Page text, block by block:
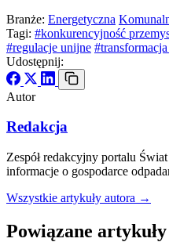
Branże: Energetyczna
Tagi: #konkurencyjność
#regulacje unijne
Udostępnij:
Autor
Redakcja
Zespół redakcyjny portalu
informacje o gospodarce
Wszystkie artykuły autora →
Powiązane artykuły